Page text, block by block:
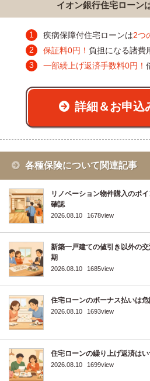
イオン銀行住宅ローン
疾病保障付住宅ローンは2つ
保証料0円！ 負担になる諸費
一部繰上げ返済手数料0円！
詳細＆お申込
各種保険について関連記事
リノベーション物件購入のポ
確認
2026.08.10 1678view
新築一戸建ての値引き以外の
期
2026.08.10 1685view
住宅ローンのボーナス払いは
2026.08.10 1693view
住宅ローンの繰り上げ返済は
2026.08.10 1699view